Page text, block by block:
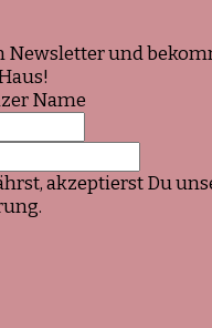
Newsletter und
Name
akzeptierst Du